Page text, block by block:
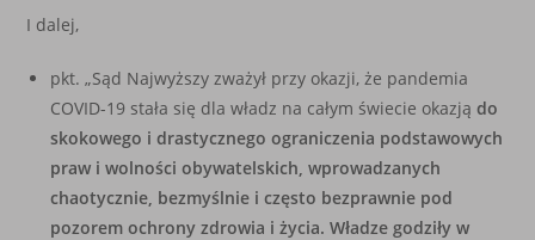
I dalej,
pkt. „Sąd Najwyższy zważył przy okazji, że pandemia
COVID-19 stała się dla władz na całym świecie okazjądo
skokowego i drastycznego ograniczenia podstawowych
praw i wolności obywatelskich, wprowadzanych
chaotycznie, bezmyślnie i często bezprawnie pod
pozorem ochrony zdrowia i życia. Władze godziły w